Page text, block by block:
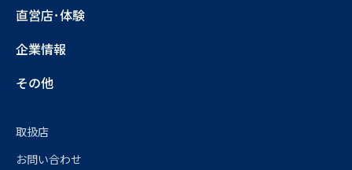
直営店･体験
企業情報
その他
取扱店
お問い合わせ